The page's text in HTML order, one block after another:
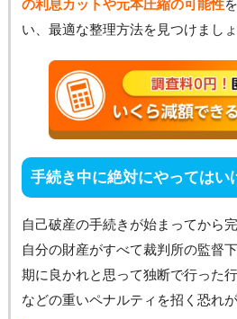
の利息カットや元本圧縮の可能性
い、最適な整理方法を見つけましょ
手続き中に絶対にやってはい
自己破産の手続きが始まってから
自分の財産がすべて裁判所の監督
期に良かれと思って独断で行った行
などの重いペナルティを招く恐れが